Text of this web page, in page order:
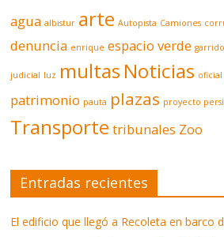
agua albistur arte Autopista Camiones
denuncia enrique espacio verde garrido
judicial luz multas Noticias oficial
patrimonio pauta plazas proyecto
Transporte tribunales Zoo
Entradas recientes
El edificio que llegó a Recoleta en barco